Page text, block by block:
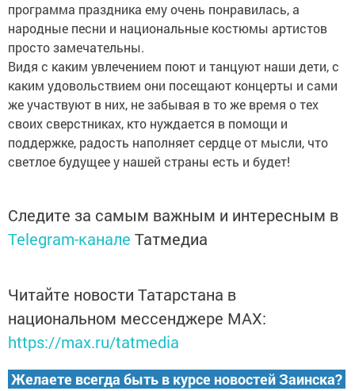
программа праздника ему очень понравилась, а
народные песни и национальные костюмы артистов
просто замечательны.
Видя с каким увлечением поют и танцуют наши дети, с
каким удовольствием они посещают концерты и сами
же участвуют в них, не забывая в то же время о тех
своих сверстниках, кто нуждается в помощи и
поддержке, радость наполняет сердце от мысли, что
светлое будущее у нашей страны есть и будет!
Следите за самым важным и интересным в
Telegram-канале Татмедиа
Читайте новости Татарстана в
национальном мессенджере MАХ:
https://max.ru/tatmedia
Желаете всегда быть в курсе новостей Заинска?